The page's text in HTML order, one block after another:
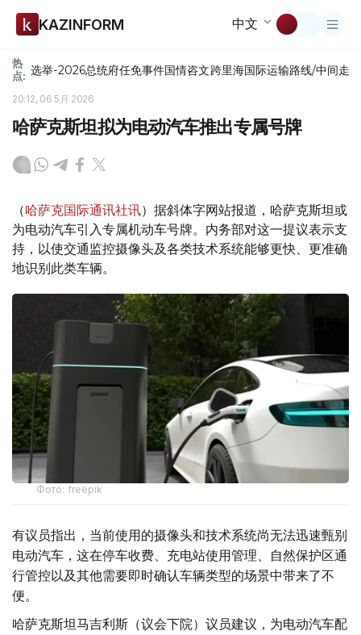
KAZINFORM 中文
热
点: 选举-2026总统府任免事件国情咨文跨里海国际运输路线/中间走廊
20:12, 06 5月 2026
哈萨克斯坦拟为电动汽车推出专属号牌
（哈萨克国际通讯社讯）据斜体字网站报道，哈萨克斯坦或
为电动汽车引入专属机动车号牌。内务部对这一提议表示支
持，以使交通监控摄像头及各类技术系统能够更快、更准确
地识别此类车辆。
Фото: freepik
有议员指出，当前使用的摄像头和技术系统尚无法迅速甄别
电动汽车，这在停车收费、充电站使用管理、自然保护区通
行管控以及其他需要即时确认车辆类型的场景中带来了不
便。
哈萨克斯坦马吉利斯（议会下院）议员建议，为电动汽车配